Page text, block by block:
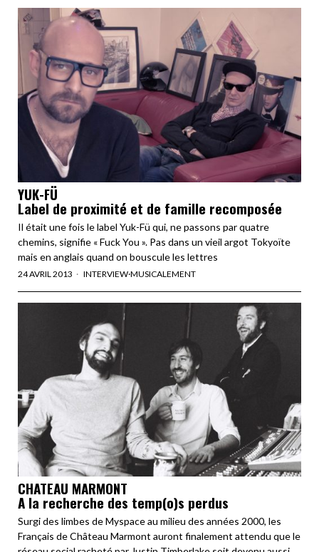
YUK-FÜ
Label de proximité et de famille recomposée
Il était une fois le label Yuk-Fü qui, ne passons par quatre
chemins, signifie « Fuck You ». Pas dans un vieil argot Tokyoïte
mais en anglais quand on bouscule les lettres
24 AVRIL 2013 INTERVIEW·MUSICALEMENT
CHATEAU MARMONT
A la recherche des temp(o)s perdus
Surgi des limbes de Myspace au milieu des années 2000, les
Français de Château Marmont auront finalement attendu que le